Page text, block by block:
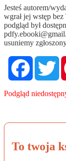
Jesteś autorem/
wgrał jej wstęp
podgląd był
usuniemy
Facebook
Podgląd
To twoja